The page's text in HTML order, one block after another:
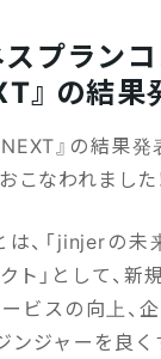
プラン
』 の結果
』の結果
こなわれました
、「jinjerの未
ト」として、新
ビスの向上、
ンジャーを良